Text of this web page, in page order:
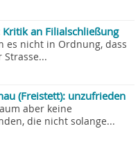
Kritik an Filialschließung
es nicht in Ordnung, dass
(Freistett): unzufrieden
aber keine
die nicht solange...